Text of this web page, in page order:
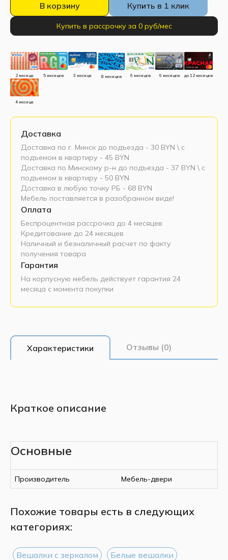
В корзину Купить в 1 клик
Купить в рассрочку за 0 руб/мес
2 месяца 5 месяцев 3 месяца 8 месяцев 6 месяцев 6 месяцев до 12 месяцев
4 месяца
Доставка
Доставка по г. Минск до подъезда - 30 BYN \ c
подъемом в квартиру - 45 BYN
Доставка по Минскому р-н до подъезда - 37 BYN \ c
подъемом в квартиру - 50 BYN
Доставка в любую точку РБ - 68 BYN
Мебель поставляется в разобранном виде!
Оплата
Беспроцентная рассрочка до 4 месяцев
Кредитование до 24 месяцев
Наличный и безналичный расчет по факту
получения товара
Гарантия
На корпусную мебель действует гарантия 24
месяца с момента покупки
Характеристики Отзывы (0)
Краткое описание
Основные
Производитель Мебель-двери
Похожие товары есть в следующих
категориях:
Вешалки с зеркалом Белые вешалки